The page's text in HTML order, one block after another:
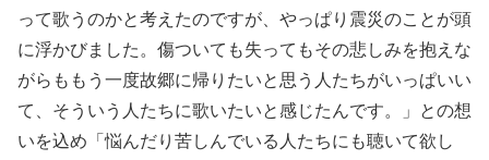
って歌うのかと考えたのですが、やっぱり震災のことが頭
に浮かびました。傷ついても失ってもその悲しみを抱えな
がらももう一度故郷に帰りたいと思う人たちがいっぱいい
て、そういう人たちに歌いたいと感じたんです。」との想
いを込め「悩んだり苦しんでいる人たちにも聴いて欲し